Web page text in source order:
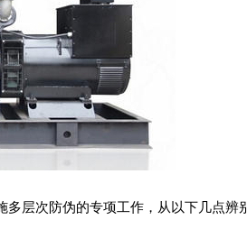
次防伪的专项工作，从以下几点辨